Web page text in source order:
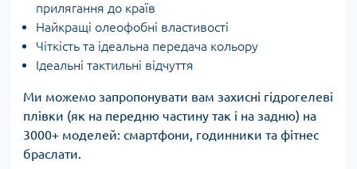
прилягання до країв
Найкращі олеофобні властивості
Чіткість та ідеальна передача кольору
Ідеальні тактильні відчуття
Ми можемо запропонувати вам захисні гідрогелеві
плівки (як на передню частину так і на задню) на
3000+ моделей: смартфони, годинники та фітнес
браслати.